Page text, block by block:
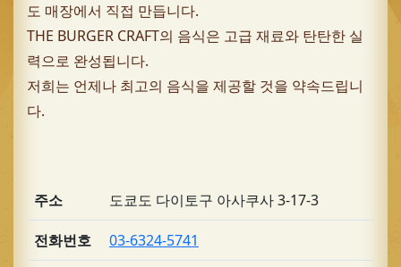
도 매장에서 직접 만듭니다.
THE BURGER CRAFT의 음식은 고급 재료와 탄탄한 실
력으로 완성됩니다.
저희는 언제나 최고의 음식을 제공할 것을 약속드립니
다.
주소 도쿄도 다이토구 아사쿠사 3-17-3
전화번호 03-6324-5741